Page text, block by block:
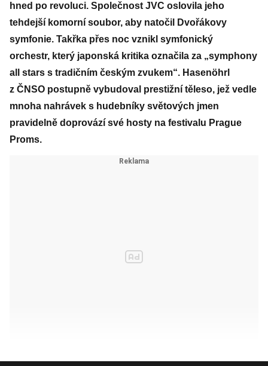
hned po revoluci. Společnost JVC oslovila jeho
tehdejší komorní soubor, aby natočil Dvořákovy
symfonie. Takřka přes noc vznikl symfonický
orchestr, který japonská kriti­ka označila za „symphony
all stars s tradičním českým zvukem“. Hasenöhrl
z ČNSO postupně vybudoval prestižní těleso, jež vedle
mnoha nahrávek s hudebníky světových jmen
pravidelně doprovází své hosty na festivalu Prague
Proms.